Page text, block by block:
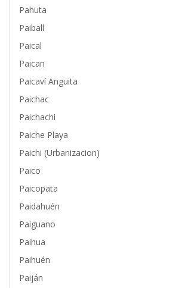
Pahuta
Paiball
Paical
Paican
Paicaví Anguita
Paichac
Paichachi
Paiche Playa
Paichi (Urbanizacion)
Paico
Paicopata
Paidahuén
Paiguano
Paihua
Paihuén
Paiján